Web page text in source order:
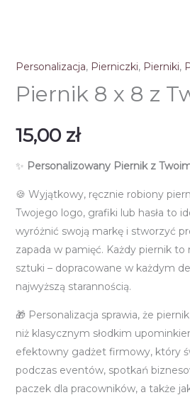
Personalizacja, Pierniczki, Pierniki,
Piernik 8 x 8 z
15,00 zł
✨ Personalizowany Piernik z
🍪 Wyjątkowy, ręcznie robiony
Twojego logo, grafiki lub hasła to
wyróżnić swoją markę i stworzyć
zapada w pamięć. Każdy piernik to
sztuki – dopracowane w każdym
najwyższą starannością.
🎁 Personalizacja sprawia, że
niż klasycznym słodkim
efektowny gadżet firmowy, który
podczas eventów, spotkań
paczek dla pracowników, a także